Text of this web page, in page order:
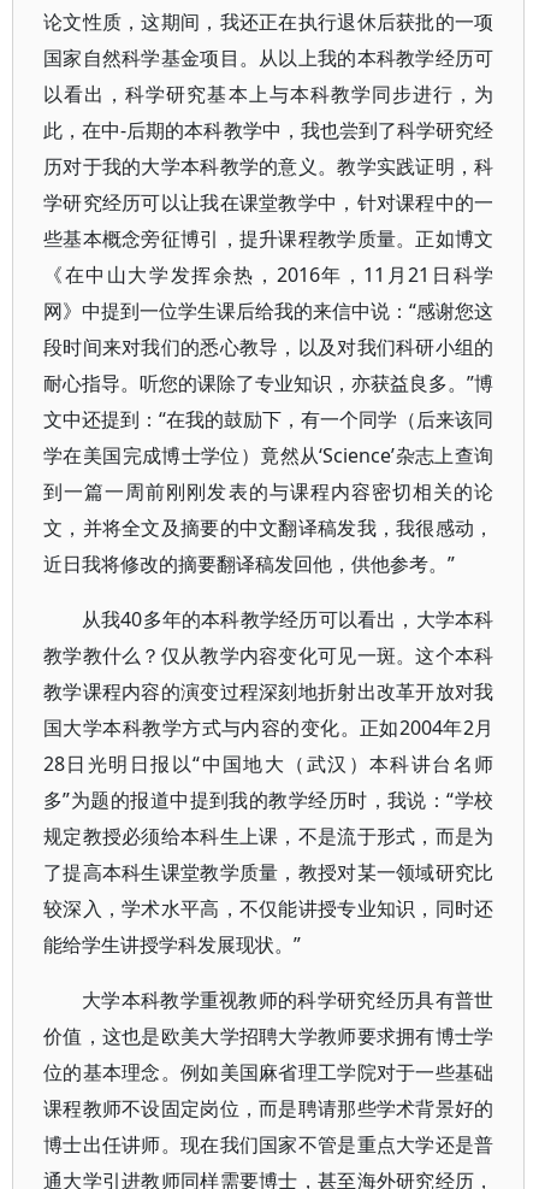
论文性质，这期间，我还正在执行退休后获批的一项
国家自然科学基金项目。从以上我的本科教学经历可
以看出，科学研究基本上与本科教学同步进行，为
此，在中-后期的本科教学中，我也尝到了科学研究经
历对于我的大学本科教学的意义。教学实践证明，科
学研究经历可以让我在课堂教学中，针对课程中的一
些基本概念旁征博引，提升课程教学质量。正如博文
《在中山大学发挥余热，2016年，11月21日科学
网》中提到一位学生课后给我的来信中说：“感谢您这
段时间来对我们的悉心教导，以及对我们科研小组的
耐心指导。听您的课除了专业知识，亦获益良多。”博
文中还提到：“在我的鼓励下，有一个同学（后来该同
学在美国完成博士学位）竟然从‘Science’杂志上查询
到一篇一周前刚刚发表的与课程内容密切相关的论
文，并将全文及摘要的中文翻译稿发我，我很感动，
近日我将修改的摘要翻译稿发回他，供他参考。”
从我40多年的本科教学经历可以看出，大学本科
教学教什么？仅从教学内容变化可见一斑。这个本科
教学课程内容的演变过程深刻地折射出改革开放对我
国大学本科教学方式与内容的变化。正如2004年2月
28日光明日报以“中国地大（武汉）本科讲台名师
多”为题的报道中提到我的教学经历时，我说：“学校
规定教授必须给本科生上课，不是流于形式，而是为
了提高本科生课堂教学质量，教授对某一领域研究比
较深入，学术水平高，不仅能讲授专业知识，同时还
能给学生讲授学科发展现状。”
大学本科教学重视教师的科学研究经历具有普世
价值，这也是欧美大学招聘大学教师要求拥有博士学
位的基本理念。例如美国麻省理工学院对于一些基础
课程教师不设固定岗位，而是聘请那些学术背景好的
博士出任讲师。现在我们国家不管是重点大学还是普
通大学引进教师同样需要博士，甚至海外研究经历，